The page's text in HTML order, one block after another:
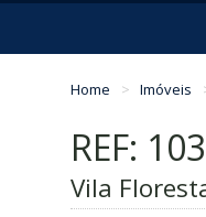
Home Imóveis
REF:
Vila